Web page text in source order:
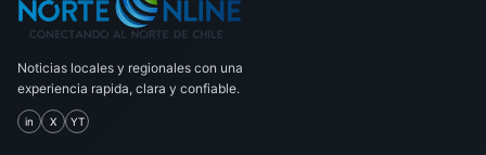
Noticias locales y regionales con una
experiencia rapida, clara y confiable.
in X YT